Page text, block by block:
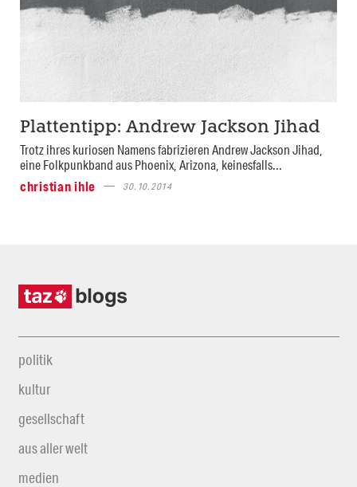
Plattentipp: Andrew Jackson Jihad
Trotz ihres kuriosen Namens fabrizieren Andrew Jackson Jihad,
eine Folkpunkband aus Phoenix, Arizona, keinesfalls...
christian ihle
30.10.2014
politik
kultur
gesellschaft
aus aller welt
medien